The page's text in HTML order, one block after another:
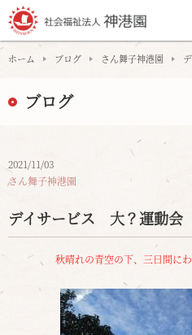
ホーム ブログ さん舞子神港園
ブログ
2021/11/03
さん舞子神港園
デイサービス 大？運動会
秋晴れの青空の下、三日間に